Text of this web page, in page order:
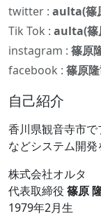
twitter : aulta(篠
Tik Tok : aulta(篠
instagram : 篠原
facebook : 篠原
自己紹介
香川県観音寺市
などシステム開発
株式会社オルタ
代表取締役 篠原
1979年2月生